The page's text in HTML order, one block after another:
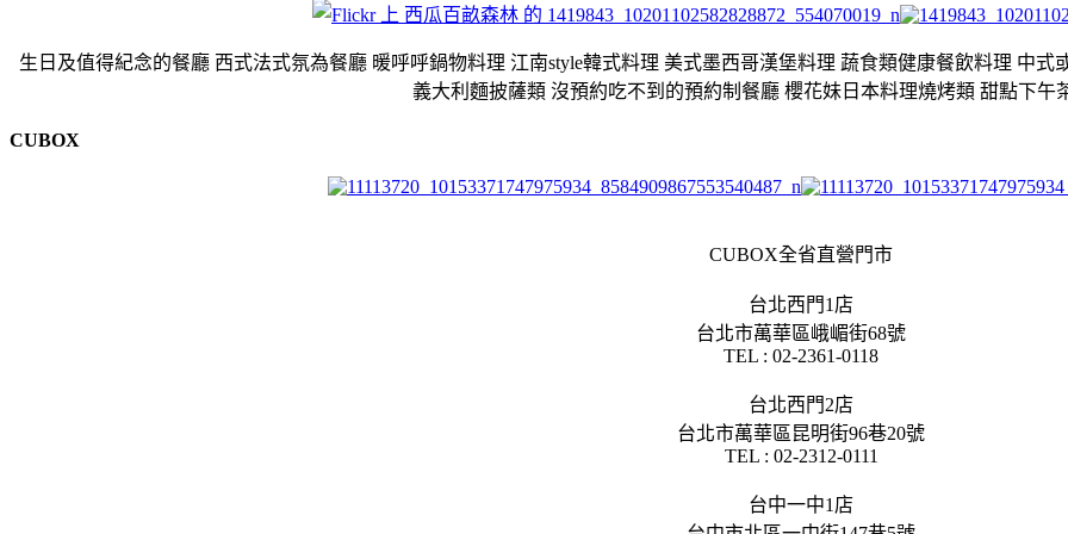
生日及值得紀念的餐廳 西式法式氛為餐廳 暖呼呼鍋物料理 江南style韓式料理 美式墨西哥漢堡料理 蔬食類健康餐飲料理 中
義大利麵披薩類 沒預約吃不到的預約制餐廳 櫻花妹日本料理燒烤類 甜點下午
CUBOX
CUBOX全省直營門市
台北西門1店
台北市萬華區峨嵋街68號
TEL : 02-2361-0118
台北西門2店
台北市萬華區昆明街96巷20號
TEL : 02-2312-0111
台中一中1店